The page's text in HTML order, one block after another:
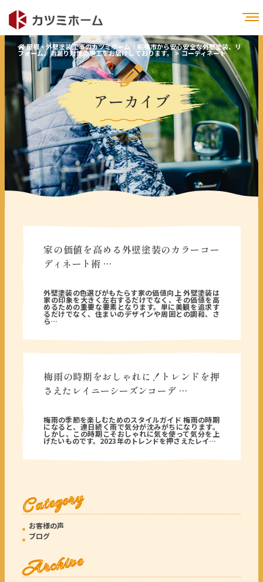
屋根・外壁塗装工事のカツミホーム｜船橋市から安心安全な外壁塗装、リ
フォーム、雨漏り対策の施工をお届けしております。>コーディネート
アーカイブ
Archive
家の価値を高める外壁塗装のカラーコー
ディネート術 …
外壁塗装の色選びがもたらす家の価値向上 外壁塗装は
家の印象を大きく左右するだけでなく、その価値を高
めるための重要な要素となります。単に美観を追求す
るだけでなく、住まいのデザインや周囲との調和、さ
ら…
梅雨の時期をおしゃれに！トレンドを押
さえたレイニーシーズンコーデ …
梅雨の季節を楽しむためのスタイルガイド 梅雨の時期
になると、連日続く雨で気分が沈みがちになります。
しかし、この時期こそおしゃれに気を使って気分を上
げたいものです。2023年のトレンドを押さえたレイ…
Category
お客様の声
ブログ
Archive